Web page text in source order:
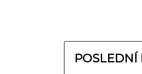
POSLEDNÍ